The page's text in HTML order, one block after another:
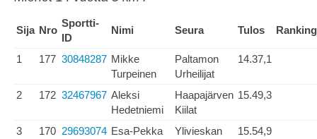
Sija Nro
Sportti-
ID
Nimi Seura Tulos Ranking
1 177 30848287 Mikke
Turpeinen
Paltamon
Urheilijat
14.37,1
2 172 32467967 Aleksi
Hedetniemi
Haapajärven
Kiilat
15.49,3
3 170 29693074 Esa-Pekka
Ylivieskan
15.54,9